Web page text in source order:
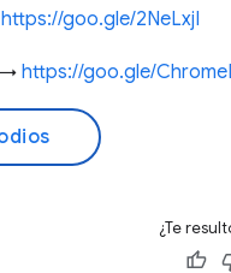
https://goo.gle/2NeLxjI
→ https://goo.gle/
¿Te